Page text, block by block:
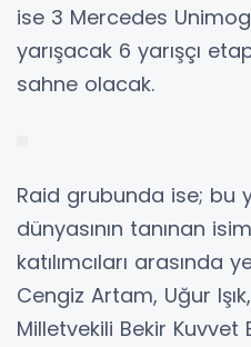
ise 3 Mercedes
yarışacak 6 yarışçı
sahne olacak.
Raid grubunda ise; bu
dünyasının tanınan
katılımcıları arasında
Cengiz Artam, Uğur
Milletvekili Bekir Kuvvet